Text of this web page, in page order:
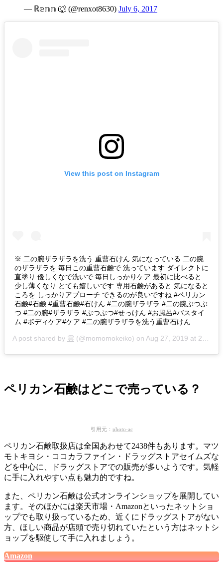
— ℝ𝕖𝕟𝕟 🐺 (@renxot8630) July 6, 2017
View this post on Instagram
※ 二の腕ザラザラを洗う 重曹石けん 気になっている 二の腕
のザラザラを 毎日この重曹石鹸で 洗っています ダイレクトに
直塗り 優しくなで洗いで 毎日しっかりケア 最初に比べると
少し薄くなり とても嬉しいです 専用石鹸があると 気になると
ころを しっかりアプローチ できるのが良いですね #ペリカン
石鹸#石鹸 #重曹石鹸#石けん #二の腕ザラザラ #二の腕ぶつぶ
つ #二の腕#ザラザラ #ぶつぶつ#せっけん #お風呂#バスタイ
ム #ボディケア#ケア #二の腕ザラザラを洗う重曹石けん
A post shared by 雲 (@momomokeiko) on Aug 27, 2019 at 2:57am PDT
ペリカン石鹸はどこで売っている？
引用元： photo-ac
ペリカン石鹸取扱店は全国あわせて2438件もあります。マツ
モトキヨシ・ココカラファイン・ドラッグストアセイムズな
どを中心に、ドラッグストアでの販売が多いようです。気軽
に手に入れやすい点も魅力的ですね。
また、ペリカン石鹸は公式オンラインショップを展開してい
ます。そのほかには楽天市場・Amazonといったネットショ
ップでも取り扱っているため、近くにドラッグストアがない
方、ほしい商品が店頭で売り切れていたという方はネットシ
ョップを駆使して手に入れましょう。
Amazon